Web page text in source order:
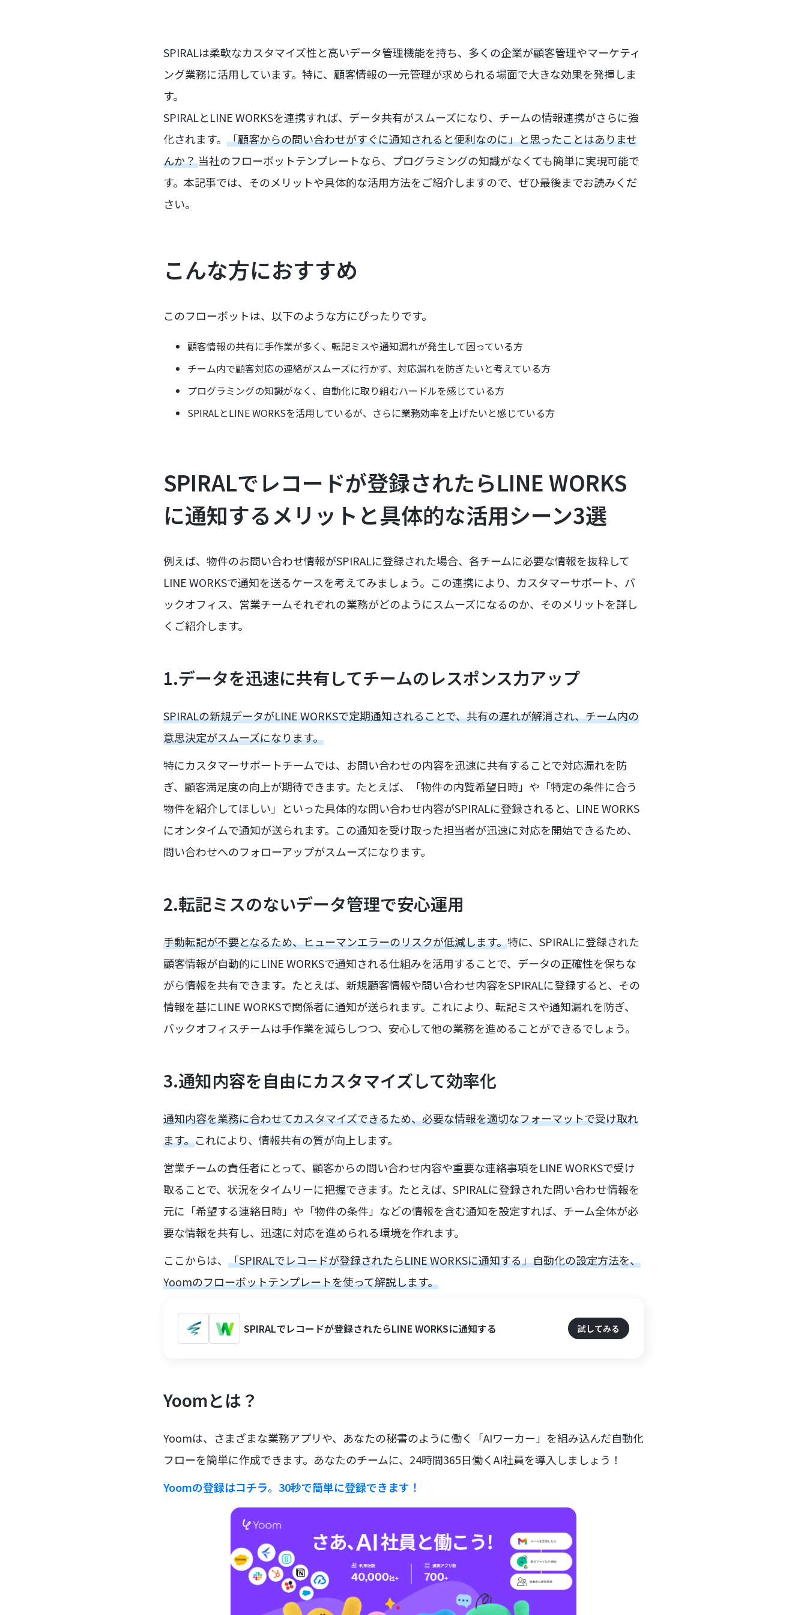
SPIRALは柔軟なカスタマイズ性と高いデータ管理機能を持ち、多くの企業が顧客管理やマーケティ
ング業務に活用しています。特に、顧客情報の一元管理が求められる場面で大きな効果を発揮しま
す。
SPIRALとLINE WORKSを連携すれば、データ共有がスムーズになり、チームの情報連携がさらに強
化されます。 「顧客からの問い合わせがすぐに通知されると便利なのに」と思ったことはありませ
んか？当社のフローボットテンプレートなら、プログラミングの知識がなくても簡単に実現可能で
す。本記事では、そのメリットや具体的な活用方法をご紹介しますので、ぜひ最後までお読みくだ
さい。
こんな方におすすめ
このフローボットは、以下のような方にぴったりです。
顧客情報の共有に手作業が多く、転記ミスや通知漏れが発生して困っている方
チーム内で顧客対応の連絡がスムーズに行かず、対応漏れを防ぎたいと考えている方
プログラミングの知識がなく、自動化に取り組むハードルを感じている方
SPIRALとLINE WORKSを活用しているが、さらに業務効率を上げたいと感じている方
SPIRALでレコードが登録されたらLINE WORKS
に通知するメリットと具体的な活用シーン3選
例えば、物件のお問い合わせ情報がSPIRALに登録された場合、各チームに必要な情報を抜粋して
LINE WORKSで通知を送るケースを考えてみましょう。この連携により、カスタマーサポート、バ
ックオフィス、営業チームそれぞれの業務がどのようにスムーズになるのか、そのメリットを詳し
くご紹介します。
1.データを迅速に共有してチームのレスポンス力アップ
SPIRALの新規データがLINE WORKSで定期通知されることで、共有の遅れが解消され、チーム内の
意思決定がスムーズになります。
特にカスタマーサポートチームでは、お問い合わせの内容を迅速に共有することで対応漏れを防
ぎ、顧客満足度の向上が期待できます。たとえば、「物件の内覧希望日時」や「特定の条件に合う
物件を紹介してほしい」といった具体的な問い合わせ内容がSPIRALに登録されると、LINE WORKS
にオンタイムで通知が送られます。この通知を受け取った担当者が迅速に対応を開始できるため、
問い合わせへのフォローアップがスムーズになります。
2.転記ミスのないデータ管理で安心運用
手動転記が不要となるため、ヒューマンエラーのリスクが低減します。特に、SPIRALに登録された
顧客情報が自動的にLINE WORKSで通知される仕組みを活用することで、データの正確性を保ちな
がら情報を共有できます。たとえば、新規顧客情報や問い合わせ内容をSPIRALに登録すると、その
情報を基にLINE WORKSで関係者に通知が送られます。これにより、転記ミスや通知漏れを防ぎ、
バックオフィスチームは手作業を減らしつつ、安心して他の業務を進めることができるでしょう。
3.通知内容を自由にカスタマイズして効率化
通知内容を業務に合わせてカスタマイズできるため、必要な情報を適切なフォーマットで受け取れ
ます。これにより、情報共有の質が向上します。
営業チームの責任者にとって、顧客からの問い合わせ内容や重要な連絡事項をLINE WORKSで受け
取ることで、状況をタイムリーに把握できます。たとえば、SPIRALに登録された問い合わせ情報を
元に「希望する連絡日時」や「物件の条件」などの情報を含む通知を設定すれば、チーム全体が必
要な情報を共有し、迅速に対応を進められる環境を作れます。
ここからは、 「SPIRALでレコードが登録されたらLINE WORKSに通知する」自動化の設定方法を、
Yoomのフローボットテンプレートを使って解説します。
SPIRALでレコードが登録されたらLINE WORKSに通知する 試してみる
Yoomとは？
Yoomは、さまざまな業務アプリや、あなたの秘書のように働く「AIワーカー」を組み込んだ自動化
フローを簡単に作成できます。あなたのチームに、24時間365日働くAI社員を導入しましょう！
Yoomの登録はコチラ。30秒で簡単に登録できます！